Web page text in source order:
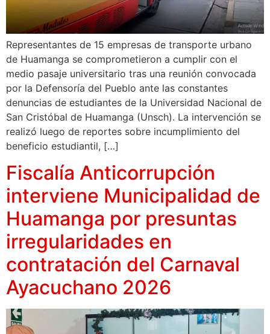
Representantes de 15 empresas de transporte urbano
de Huamanga se comprometieron a cumplir con el
medio pasaje universitario tras una reunión convocada
por la Defensoría del Pueblo ante las constantes
denuncias de estudiantes de la Universidad Nacional de
San Cristóbal de Huamanga (Unsch). La intervención se
realizó luego de reportes sobre incumplimiento del
beneficio estudiantil, […]
Fiscalía Anticorrupción
interviene Municipalidad de
Huamanga por presuntas
irregularidades en
contratación del Carnaval
Ayacuchano 2026